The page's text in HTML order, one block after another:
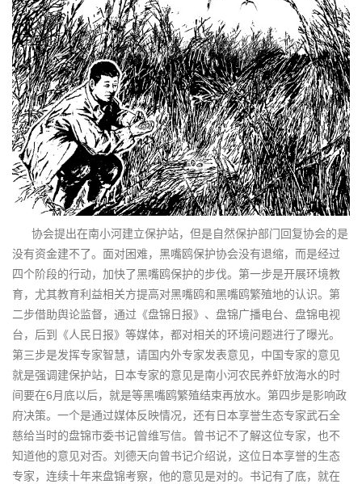
协会提出在南小河建立保护站，但是自然保护部门回复协会的是
没有资金建不了。面对困难，黑嘴鸥保护协会没有退缩，而是经过
四个阶段的行动，加快了黑嘴鸥保护的步伐。第一步是开展环境教
育，尤其教育利益相关方提高对黑嘴鸥和黑嘴鸥繁殖地的认识。第
二步借助舆论监督，通过《盘锦日报》、盘锦广播电台、盘锦电视
台，后到《人民日报》等媒体，都对相关的环境问题进行了曝光。
第三步是发挥专家智慧，请国内外专家发表意见，中国专家的意见
就是强调建保护站，日本专家的意见是南小河农民养虾放海水的时
间要在6月底以后，就是等黑嘴鸥繁殖结束再放水。第四步是影响政
府决策。一个是通过媒体反映情况，还有日本享誉生态专家武石全
慈给当时的盘锦市委书记曾维写信。曾书记不了解这位专家，也不
知道他的意见对否。刘德天向曾书记介绍说，这位日本享誉的生态
专家，连续十年来盘锦考察，他的意见是对的。书记有了底，就在